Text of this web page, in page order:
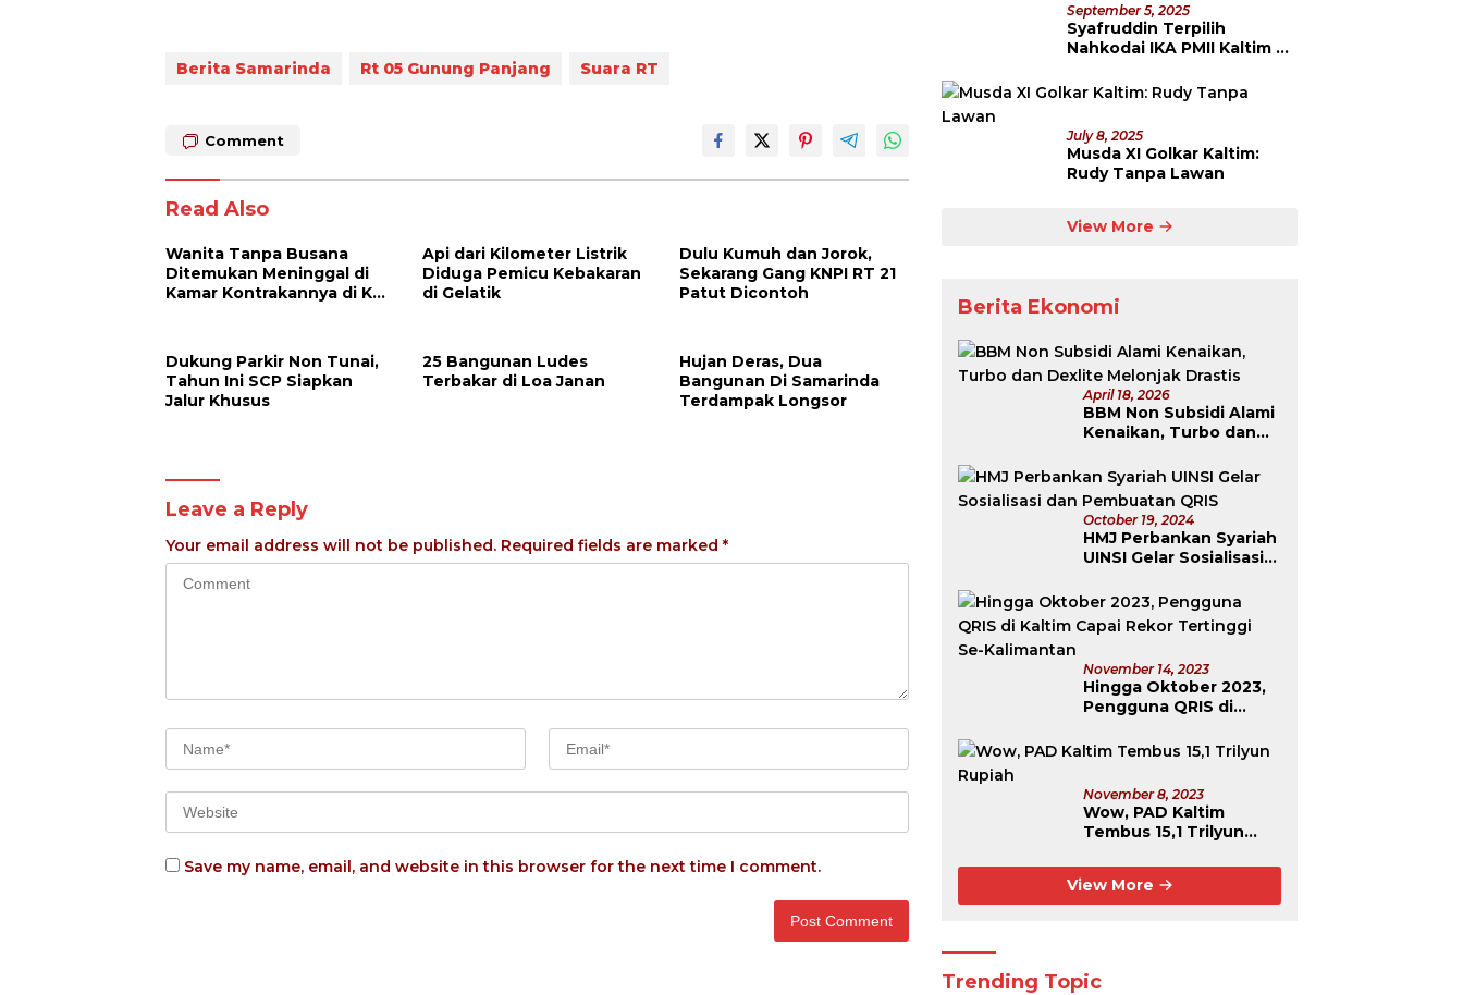
Berita Samarinda Rt 05 Gunung Panjang Suara RT
Comment
Read Also
Wanita Tanpa Busana
Ditemukan Meninggal di
Kamar Kontrakannya di KS
Api dari Kilometer Listrik
Diduga Pemicu Kebakaran
di Gelatik
Dulu Kumuh dan Jorok,
Sekarang Gang KNPI RT 21
Patut Dicontoh
Dukung Parkir Non Tunai,
Tahun Ini SCP Siapkan
Jalur Khusus
25 Bangunan Ludes
Terbakar di Loa Janan
Hujan Deras, Dua
Bangunan Di Samarinda
Terdampak Longsor
Leave a Reply
Your email address will not be published. Required fields are marked *
Save my name, email, and website in this browser for the next time I comment.
September 5, 2025
Syafruddin Terpilih
Nahkodai IKA PMII Kaltim 5
July 8, 2025
Musda XI Golkar Kaltim:
Rudy Tanpa Lawan
View More
Berita Ekonomi
April 18, 2026
BBM Non Subsidi Alami
Kenaikan, Turbo dan
Drastis
October 19, 2024
HMJ Perbankan Syariah
UINSI Gelar Sosialisasi
November 14, 2023
Hingga Oktober 2023,
Pengguna QRIS di
Tertinggi Se-
November 8, 2023
Wow, PAD Kaltim
Tembus 15,1 Trilyun
View More
Trending Topic